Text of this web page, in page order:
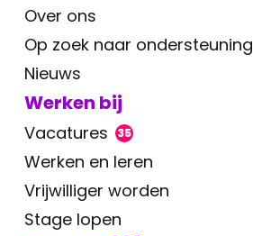
Over ons
Op zoek naar ondersteuning
Nieuws
Werken bij
Vacatures 35
Werken en leren
Vrijwilliger worden
Stage lopen